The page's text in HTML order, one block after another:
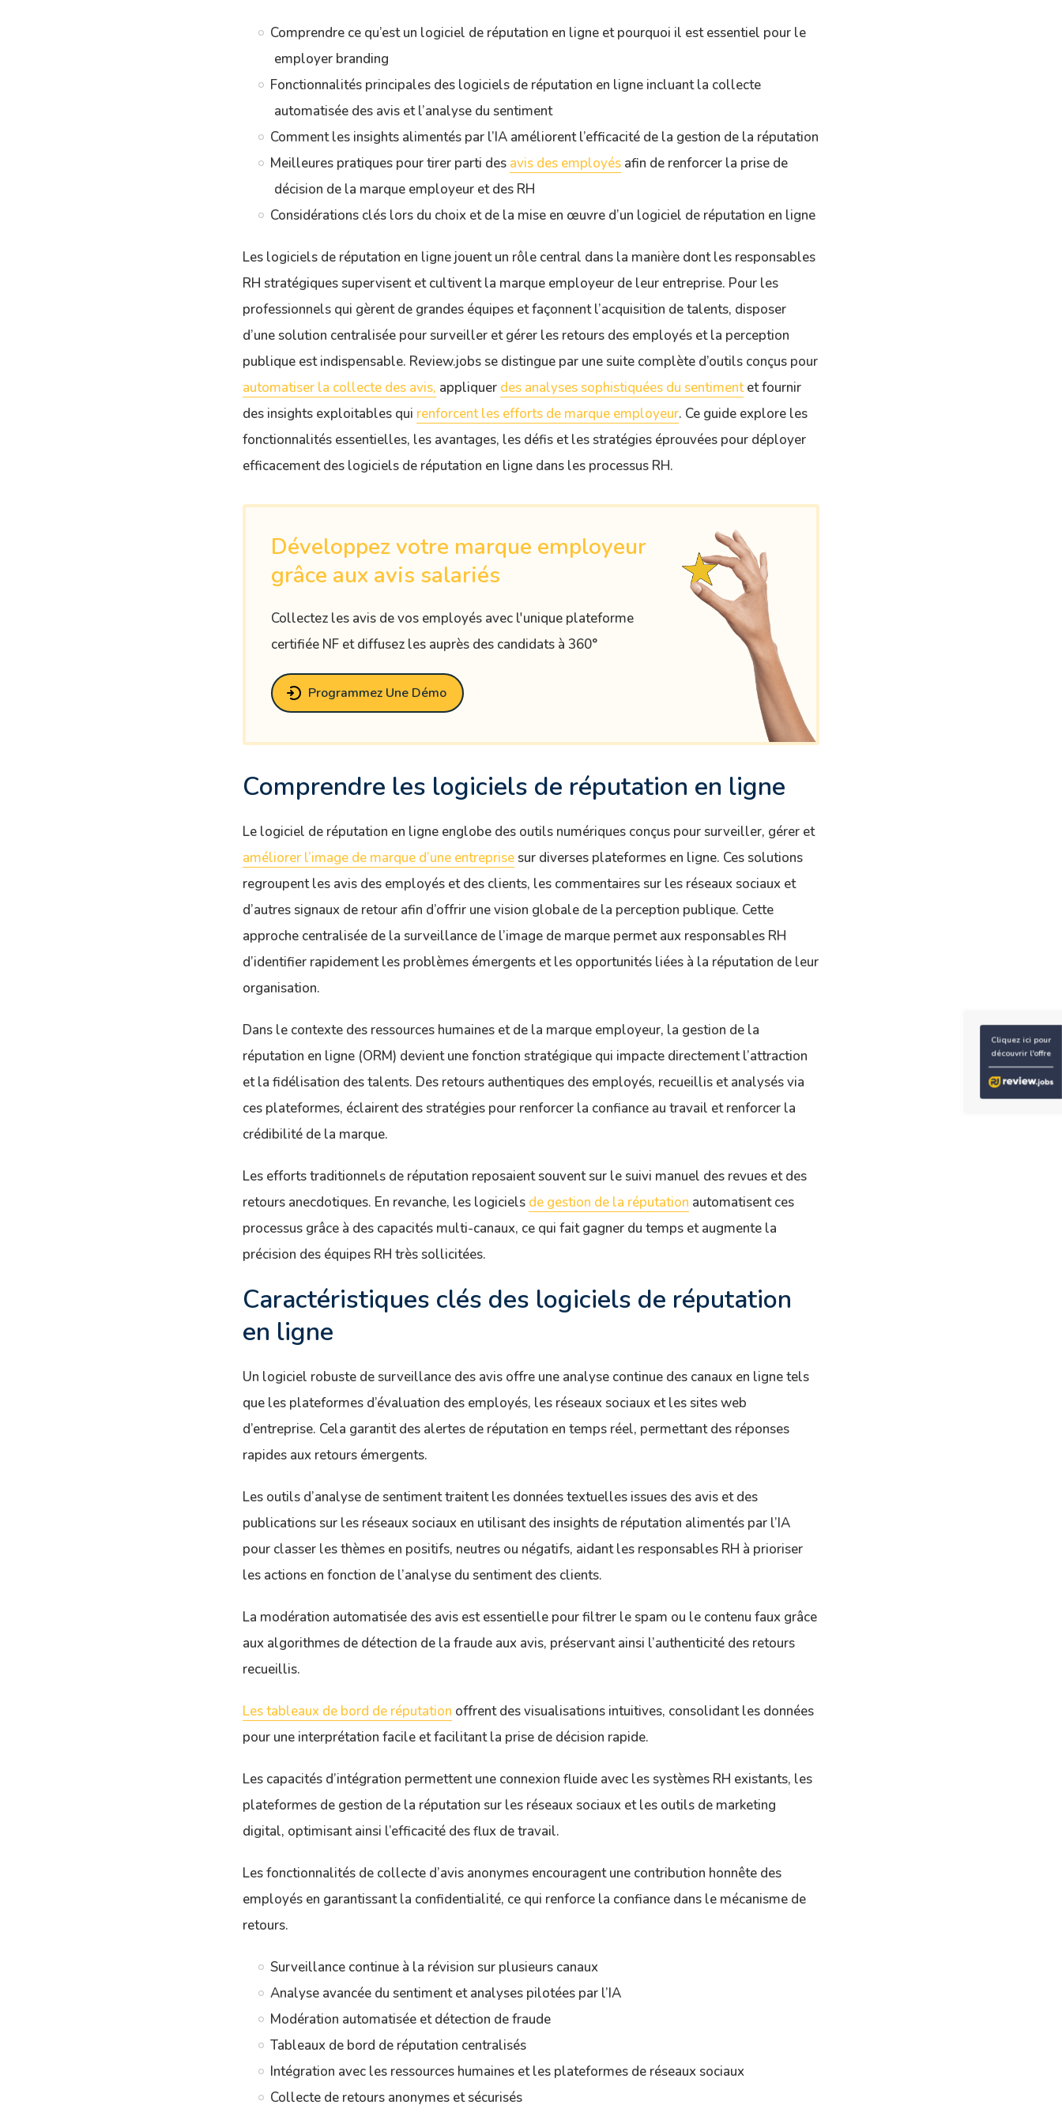
Comprendre ce qu’est un logiciel de réputation en ligne et pourquoi il est essentiel pour le
employer branding
Fonctionnalités principales des logiciels de réputation en ligne incluant la collecte
automatisée des avis et l’analyse du sentiment
Comment les insights alimentés par l’IA améliorent l’efficacité de la gestion de la réputation
Meilleures pratiques pour tirer parti des avis des employés afin de renforcer la prise de
décision de la marque employeur et des RH
Considérations clés lors du choix et de la mise en œuvre d’un logiciel de réputation en ligne
Les logiciels de réputation en ligne jouent un rôle central dans la manière dont les responsables
RH stratégiques supervisent et cultivent la marque employeur de leur entreprise. Pour les
professionnels qui gèrent de grandes équipes et façonnent l’acquisition de talents, disposer
d’une solution centralisée pour surveiller et gérer les retours des employés et la perception
publique est indispensable. Review.jobs se distingue par une suite complète d’outils conçus pour
automatiser la collecte des avis, appliquer des analyses sophistiquées du sentimentet fournir
des insights exploitables qui renforcent les efforts de marque employeur. Ce guide explore les
fonctionnalités essentielles, les avantages, les défis et les stratégies éprouvées pour déployer
efficacement des logiciels de réputation en ligne dans les processus RH.
Développez votre marque employeur
grâce aux avis salariés
Collectez les avis de vos employés avec l'unique plateforme
certifiée NF et diffusez les auprès des candidats à 360°
Programmez Une Démo
Comprendre les logiciels de réputation en ligne
Le logiciel de réputation en ligne englobe des outils numériques conçus pour surveiller, gérer et
améliorer l’image de marque d’une entreprisesur diverses plateformes en ligne. Ces solutions
regroupent les avis des employés et des clients, les commentaires sur les réseaux sociaux et
d’autres signaux de retour afin d’offrir une vision globale de la perception publique. Cette
approche centralisée de la surveillance de l’image de marque permet aux responsables RH
d’identifier rapidement les problèmes émergents et les opportunités liées à la réputation de leur
organisation.
Dans le contexte des ressources humaines et de la marque employeur, la gestion de la
réputation en ligne (ORM) devient une fonction stratégique qui impacte directement l’attraction
et la fidélisation des talents. Des retours authentiques des employés, recueillis et analysés via
ces plateformes, éclairent des stratégies pour renforcer la confiance au travail et renforcer la
crédibilité de la marque.
Les efforts traditionnels de réputation reposaient souvent sur le suivi manuel des revues et des
retours anecdotiques. En revanche, les logiciels de gestion de la réputation automatisent ces
processus grâce à des capacités multi-canaux, ce qui fait gagner du temps et augmente la
précision des équipes RH très sollicitées.
Caractéristiques clés des logiciels de réputation
en ligne
Un logiciel robuste de surveillance des avis offre une analyse continue des canaux en ligne tels
que les plateformes d’évaluation des employés, les réseaux sociaux et les sites web
d’entreprise. Cela garantit des alertes de réputation en temps réel, permettant des réponses
rapides aux retours émergents.
Les outils d’analyse de sentiment traitent les données textuelles issues des avis et des
publications sur les réseaux sociaux en utilisant des insights de réputation alimentés par l’IA
pour classer les thèmes en positifs, neutres ou négatifs, aidant les responsables RH à prioriser
les actions en fonction de l’analyse du sentiment des clients.
La modération automatisée des avis est essentielle pour filtrer le spam ou le contenu faux grâce
aux algorithmes de détection de la fraude aux avis, préservant ainsi l’authenticité des retours
recueillis.
Les tableaux de bord de réputation offrent des visualisations intuitives, consolidant les données
pour une interprétation facile et facilitant la prise de décision rapide.
Les capacités d’intégration permettent une connexion fluide avec les systèmes RH existants, les
plateformes de gestion de la réputation sur les réseaux sociaux et les outils de marketing
digital, optimisant ainsi l’efficacité des flux de travail.
Les fonctionnalités de collecte d’avis anonymes encouragent une contribution honnête des
employés en garantissant la confidentialité, ce qui renforce la confiance dans le mécanisme de
retours.
Surveillance continue à la révision sur plusieurs canaux
Analyse avancée du sentiment et analyses pilotées par l’IA
Modération automatisée et détection de fraude
Tableaux de bord de réputation centralisés
Intégration avec les ressources humaines et les plateformes de réseaux sociaux
Collecte de retours anonymes et sécurisés
Cliquez ici pour
découvrir l'offre